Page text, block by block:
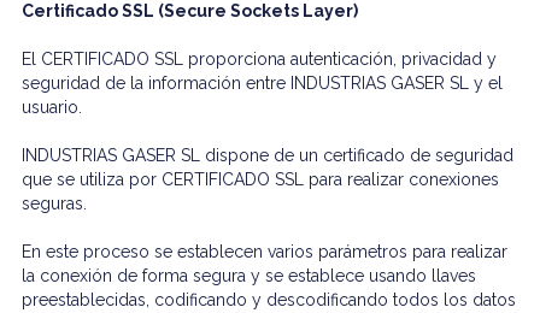
Certificado SSL (Secure Sockets Layer)
El CERTIFICADO SSL proporciona autenticación, privacidad y
seguridad de la información entre INDUSTRIAS GASER SL y el
usuario.
INDUSTRIAS GASER SL dispone de un certificado de seguridad
que se utiliza por CERTIFICADO SSL para realizar conexiones
seguras.
En este proceso se establecen varios parámetros para realizar
la conexión de forma segura y se establece usando llaves
preestablecidas, codificando y descodificando todos los datos